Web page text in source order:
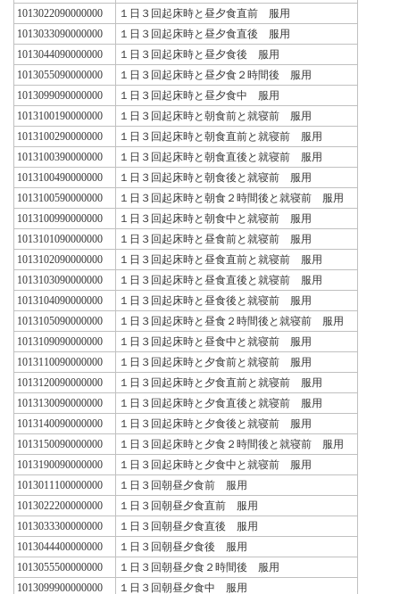
1013022090000000
１日３回起床時と昼夕食直前 服用
1013033090000000
１日３回起床時と昼夕食直後 服用
1013044090000000
１日３回起床時と昼夕食後 服用
1013055090000000
１日３回起床時と昼夕食２時間後 服用
1013099090000000
１日３回起床時と昼夕食中 服用
1013100190000000
１日３回起床時と朝食前と就寝前 服用
1013100290000000
１日３回起床時と朝食直前と就寝前 服用
1013100390000000
１日３回起床時と朝食直後と就寝前 服用
1013100490000000
１日３回起床時と朝食後と就寝前 服用
1013100590000000
１日３回起床時と朝食２時間後と就寝前 服用
1013100990000000
１日３回起床時と朝食中と就寝前 服用
1013101090000000
１日３回起床時と昼食前と就寝前 服用
1013102090000000
１日３回起床時と昼食直前と就寝前 服用
1013103090000000
１日３回起床時と昼食直後と就寝前 服用
1013104090000000
１日３回起床時と昼食後と就寝前 服用
1013105090000000
１日３回起床時と昼食２時間後と就寝前 服用
1013109090000000
１日３回起床時と昼食中と就寝前 服用
1013110090000000
１日３回起床時と夕食前と就寝前 服用
1013120090000000
１日３回起床時と夕食直前と就寝前 服用
1013130090000000
１日３回起床時と夕食直後と就寝前 服用
1013140090000000
１日３回起床時と夕食後と就寝前 服用
1013150090000000
１日３回起床時と夕食２時間後と就寝前 服用
1013190090000000
１日３回起床時と夕食中と就寝前 服用
1013011100000000
１日３回朝昼夕食前 服用
1013022200000000
１日３回朝昼夕食直前 服用
1013033300000000
１日３回朝昼夕食直後 服用
1013044400000000
１日３回朝昼夕食後 服用
1013055500000000
１日３回朝昼夕食２時間後 服用
1013099900000000
１日３回朝昼夕食中 服用